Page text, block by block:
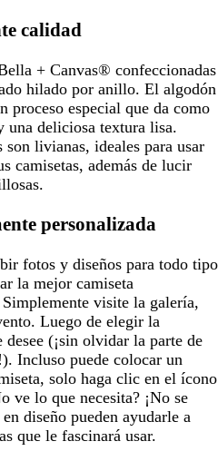
calidad
+ Canvas® confeccionadas
hilado por anillo. El algodón
proceso especial que da como
una deliciosa textura lisa.
son livianas, ideales para usar
camisetas, además de lucir
personalizada
fotos y diseños para todo tipo
la mejor camiseta
visite la galería,
Luego de elegir la
(¡sin olvidar la parte de
Incluso puede colocar un
solo haga clic en el ícono
ve lo que necesita? ¡No se
diseño pueden ayudarle a
que le fascinará usar.